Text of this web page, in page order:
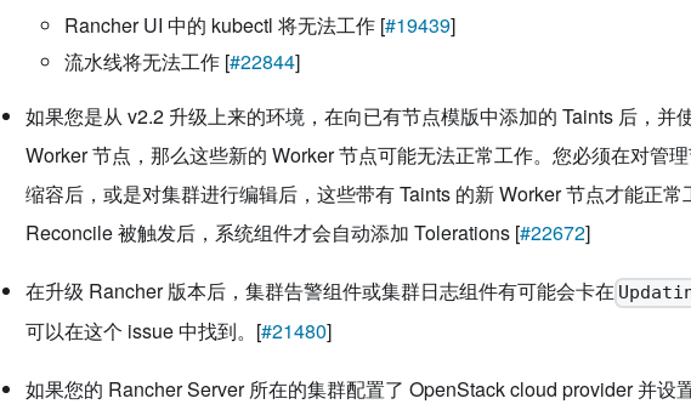
Rancher UI 中的 kubectl 将无法工作 [#19439]
流水线将无法工作 [#22844]
如果您是从 v2.2 升级上来的环境，在向已有节点模版中添加的 Taints 后，并
Worker 节点，那么这些新的 Worker 节点可能无法正常工作。您必须在对管
缩容后，或是对集群进行编辑后，这些带有 Taints 的新 Worker 节点才能正
Reconcile 被触发后，系统组件才会自动添加 Tolerations [#22672]
在升级 Rancher 版本后，集群告警组件或集群日志组件有可能会卡在
可以在这个 issue 中找到。[#21480]
如果您的 Rancher Server 所在的集群配置了 OpenStack cloud provider 并设